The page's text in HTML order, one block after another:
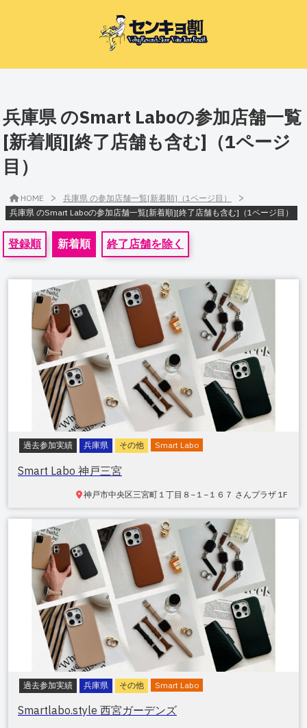
兵庫県 のSmart Laboの参加店舗一覧
[新着順][終了店舗も含む]（1ページ
目）
HOME > 兵庫県 の参加店舗一覧[新着順]（1ページ目） >
兵庫県 のSmart Laboの参加店舗一覧[新着順][終了店舗も含む]（1ページ目）
登録順 新着順 終了店舗を除く
過去参加実績 兵庫県 その他 Smart Labo
Smart Labo 神戸三宮
神戸市中央区三宮町 １丁目８−１−１６７ さんプラザ 1F
過去参加実績 兵庫県 その他 Smart Labo
Smartlabo.style 西宮ガーデンズ